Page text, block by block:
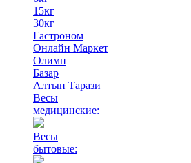
15кг
30кг
Гастроном
Онлайн Маркет
Олимп
Базар
Алтын Тарази
Весы
медицинские:
Весы
бытовые: